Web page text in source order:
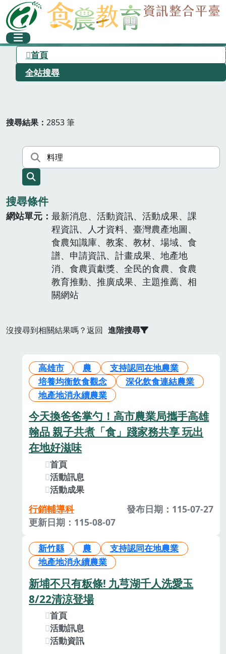
首頁
全站搜尋
搜尋結果 2853 筆
搜尋條件
網站單元
最新消息、活動資訊、活動成果、課
程資訊、人才資料、臺灣農產地圖、
食農知識庫、教案、教材、場域、食
譜、申請資訊、計畫成果、地產地
消、食農貢獻獎、全民的食農、食農
教育推動、推廣成果、主題推薦、相
關網站
沒搜尋到相關結果嗎？返回 進階搜尋
高雄市 農
支持認同在地農業
培養均衡飲食觀念
深化飲食連結農業
地產地消永續農業
今天換爸爸掌勺！高市農業局攜手高雄
翰品 親子共煮「食」踐家務共享 玩出
在地好滋味
首頁
活動訊息
活動成果
行銷輔導科
發布日期：115-07-27
更新日期：115-08-07
新竹縣 農
支持認同在地農業
地產地消永續農業
新埔不只有粄條! 九芎湖千人洗愛玉
8/22清涼登場
首頁
活動訊息
活動資訊